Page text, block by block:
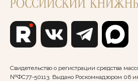
Свидетельство о регистрации средства
№ФС77-50113. Выдано Роскомнадзором 06